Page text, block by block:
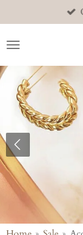
direct
naar
hoofdinhoud